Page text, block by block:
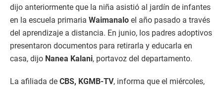
dijo anteriormente que la niña asistió al jardín de infantes
en la escuela primaria Waimanalo el año pasado a través
del aprendizaje a distancia. En junio, los padres adoptivos
presentaron documentos para retirarla y educarla en
casa, dijo Nanea Kalani, portavoz del departamento.
La afiliada de CBS, KGMB-TV, informa que el miércoles,